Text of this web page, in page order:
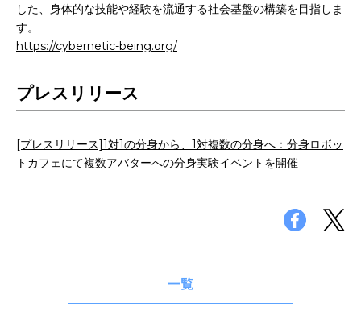
した、身体的な技能や経験を流通する社会基盤の構築を目指しま
す。
https://cybernetic-being.org/
プレスリリース
[プレスリリース]1対1の分身から、1対複数の分身へ：分身ロボッ
トカフェにて複数アバターへの分身実験イベントを開催
一覧